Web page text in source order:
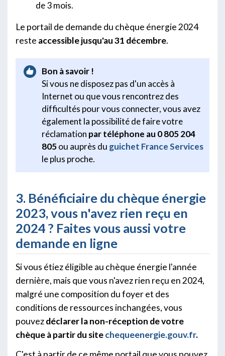
de 3 mois.
Le portail de demande du chèque énergie 2024
reste accessible jusqu'au 31 décembre.
Bon à savoir !
Si vous ne disposez pas d'un accès à
Internet ou que vous rencontrez des
difficultés pour vous connecter, vous avez
également la possibilité de faire votre
réclamation par téléphone au 0 805 204
805ou auprès du guichet France Services
le plus proche.
3. Bénéficiaire du chèque énergie
2023, vous n'avez rien reçu en
2024 ? Faites vous aussi votre
demande en ligne
Si vous étiez éligible au chèque énergie l'année
dernière, mais que vous n'avez rien reçu en 2024,
malgré une composition du foyer et des
conditions de ressources inchangées, vous
pouvezdéclarer la non-réception de votre
chèque à partir du sitechequeenergie.gouv.fr.